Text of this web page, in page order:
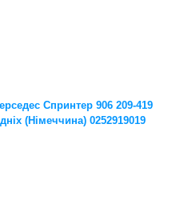
Спринтер 906 209-419
(Німеччина) 0252919019